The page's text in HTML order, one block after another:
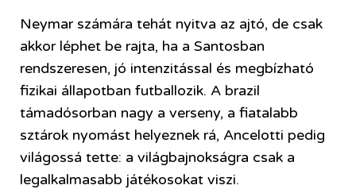
Neymar számára tehát nyitva az ajtó, de csak
akkor léphet be rajta, ha a Santosban
rendszeresen, jó intenzitással és megbízható
fizikai állapotban futballozik. A brazil
támadósorban nagy a verseny, a fiatalabb
sztárok nyomást helyeznek rá, Ancelotti pedig
világossá tette: a világbajnokságra csak a
legalkalmasabb játékosokat viszi.